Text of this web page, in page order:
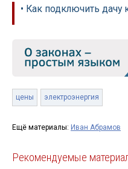
• Как подключить дачу
цены электроэнергия
Ещё материалы: Иван Абрамов
Рекомендуемые